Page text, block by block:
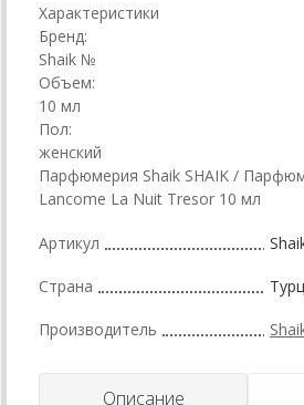
Характеристики
Бренд:
Shaik №
Объем:
10 мл
Пол:
женский
Парфюмерия Shaik SHAIK /
Lancome La Nuit Tresor 10 мл
Артикул
Страна
Производитель
Описание